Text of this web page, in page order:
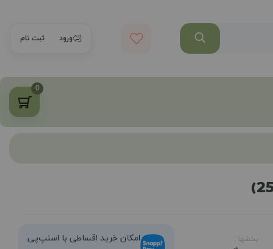
ورود ثبت نام
0
بخشها : امکان خرید اقساطی با اسنپ‌پی